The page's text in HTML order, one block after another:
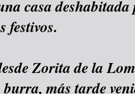
casa
festivos.
Zorita de la
más tarde